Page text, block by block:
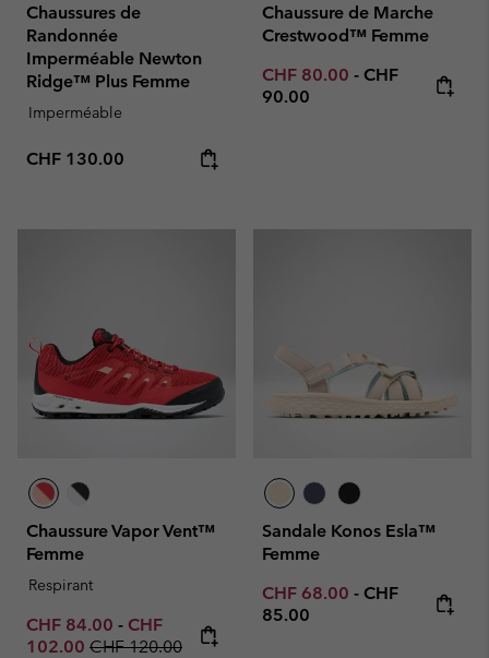
Chaussures de
Randonnée
Imperméable Newton
Ridge™ Plus Femme
Imperméable
Regular price:
CHF 130.00
Chaussure de Marche
Crestwood™ Femme
Minimum sale price:
CHF 80.00 - Maximum
CHF
90.00
Chaussure Vapor Vent™
Femme
Respirant
Minimum sale price:
CHF 84.00 - Maximum sale price:
CHF
102.00 Regular price:
CHF 120.00
Sandale Konos Esla™
Femme
Minimum sale price:
CHF 68.00 - Maximum
CHF
85.00